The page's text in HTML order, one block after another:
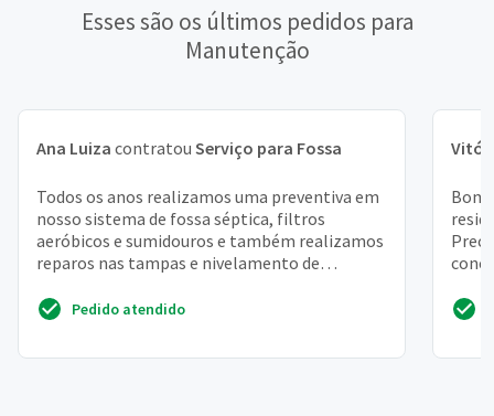
Esses são os últimos pedidos para
Manutenção
Ana Luiza contratou Serviço para Fossa
Todos os anos realizamos uma preventiva em
nosso sistema de fossa séptica, filtros
aeróbicos e sumidouros e também realizamos
reparos nas tampas e nivelamento de
Pedido atendido
Bom